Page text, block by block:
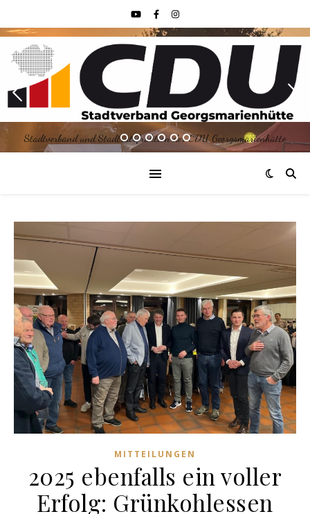
Stadtverband und Stadtratsfraktion der CDU Georgsmarienhütte
MITTEILUNGEN
2025 ebenfalls ein voller
Erfolg: Grünkohlessen